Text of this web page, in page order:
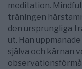
meditation.
träningen
den ursprungliga
ut. Han
själva och kärnan